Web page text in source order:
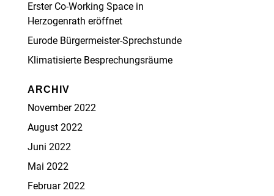
Erster Co-Working Space in
Herzogenrath eröffnet
Eurode Bürgermeister-Sprechstunde
Klimatisierte Besprechungsräume
ARCHIV
November 2022
August 2022
Juni 2022
Mai 2022
Februar 2022